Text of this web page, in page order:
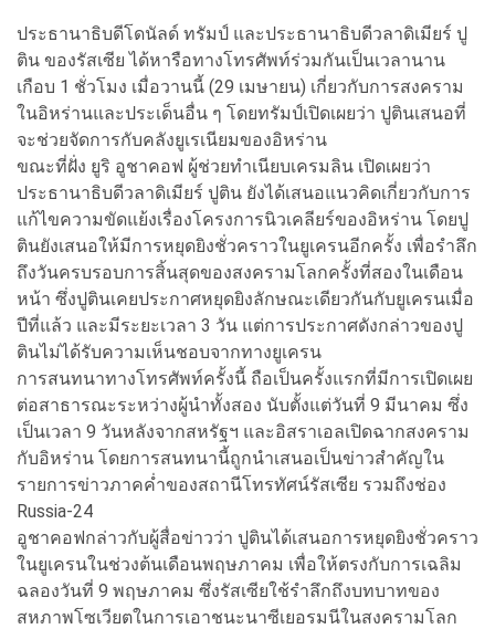
ประธานาธิบดีโดนัลด์ ทรัมป์ และประธานาธิบดีวลาดิเมียร์ ปู
ติน ของรัสเซีย ได้หารือทางโทรศัพท์ร่วมกันเป็นเวลานาน
เกือบ 1 ชั่วโมง เมื่อวานนี้ (29 เมษายน) เกี่ยวกับการสงคราม
ในอิหร่านและประเด็นอื่น ๆ โดยทรัมป์เปิดเผยว่า ปูตินเสนอที่
จะช่วยจัดการกับคลังยูเรเนียมของอิหร่าน
ขณะที่ฝั่ง ยูริ อูชาคอฟ ผู้ช่วยทำเนียบเครมลิน เปิดเผยว่า
ประธานาธิบดีวลาดิเมียร์ ปูติน ยังได้เสนอแนวคิดเกี่ยวกับการ
แก้ไขความขัดแย้งเรื่องโครงการนิวเคลียร์ของอิหร่าน โดยปู
ตินยังเสนอให้มีการหยุดยิงชั่วคราวในยูเครนอีกครั้ง เพื่อรำลึก
ถึงวันครบรอบการสิ้นสุดของสงครามโลกครั้งที่สองในเดือน
หน้า ซึ่งปูตินเคยประกาศหยุดยิงลักษณะเดียวกันกับยูเครนเมื่อ
ปีที่แล้ว และมีระยะเวลา 3 วัน แต่การประกาศดังกล่าวของปู
ตินไม่ได้รับความเห็นชอบจากทางยูเครน
การสนทนาทางโทรศัพท์ครั้งนี้ ถือเป็นครั้งแรกที่มีการเปิดเผย
ต่อสาธารณะระหว่างผู้นำทั้งสอง นับตั้งแต่วันที่ 9 มีนาคม ซึ่ง
เป็นเวลา 9 วันหลังจากสหรัฐฯ และอิสราเอลเปิดฉากสงคราม
กับอิหร่าน โดยการสนทนานี้ถูกนำเสนอเป็นข่าวสำคัญใน
รายการข่าวภาคค่ำของสถานีโทรทัศน์รัสเซีย รวมถึงช่อง
Russia-24
อูชาคอฟกล่าวกับผู้สื่อข่าวว่า ปูตินได้เสนอการหยุดยิงชั่วคราว
ในยูเครนในช่วงต้นเดือนพฤษภาคม เพื่อให้ตรงกับการเฉลิม
ฉลองวันที่ 9 พฤษภาคม ซึ่งรัสเซียใช้รำลึกถึงบทบาทของ
สหภาพโซเวียตในการเอาชนะนาซีเยอรมนีในสงครามโลก